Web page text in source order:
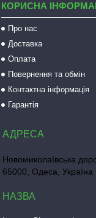
КОРИСНА
Про нас
Доставка
Оплата
Повернення та обмін
Контактна інформація
Гарантія
Новомиколаївська
65000, Одеса, Україна